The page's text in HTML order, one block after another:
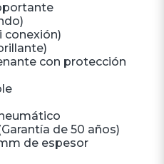
conexión)
con protección
de 50 años)
de espesor